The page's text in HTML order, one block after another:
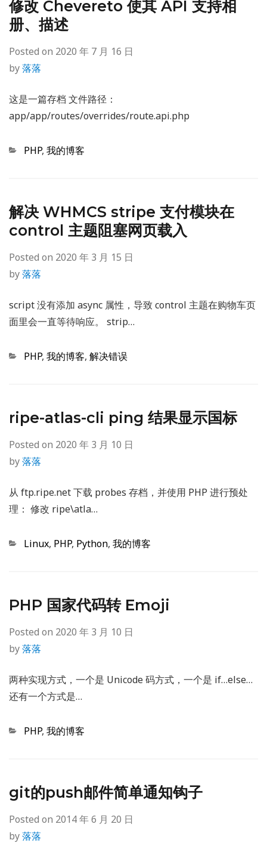
修改 Chevereto 使其 API 支持相
册、描述
Posted on 2020 年 7 月 16 日
by落落
这是一篇存档 文件路径：
app/app/routes/overrides/route.api.php
Categories
PHP, 我的博客
解决 WHMCS stripe 支付模块在
control 主题阻塞网页载入
Posted on 2020 年 3 月 15 日
by落落
script 没有添加 async 属性，导致 control 主题在购物车页
面里会一直等待响应。 strip…
Categories
PHP, 我的博客, 解决错误
ripe-atlas-cli ping 结果显示国标
Posted on 2020 年 3 月 10 日
by落落
从 ftp.ripe.net 下载 probes 存档，并使用 PHP 进行预处
理： 修改 ripe\atla…
Categories
Linux, PHP, Python, 我的博客
PHP 国家代码转 Emoji
Posted on 2020 年 3 月 10 日
by落落
两种实现方式，一个是 Unicode 码方式，一个是 if…else…
还有一个方式是…
Categories
PHP, 我的博客
git的push邮件简单通知钩子
Posted on 2014 年 6 月 20 日
by落落